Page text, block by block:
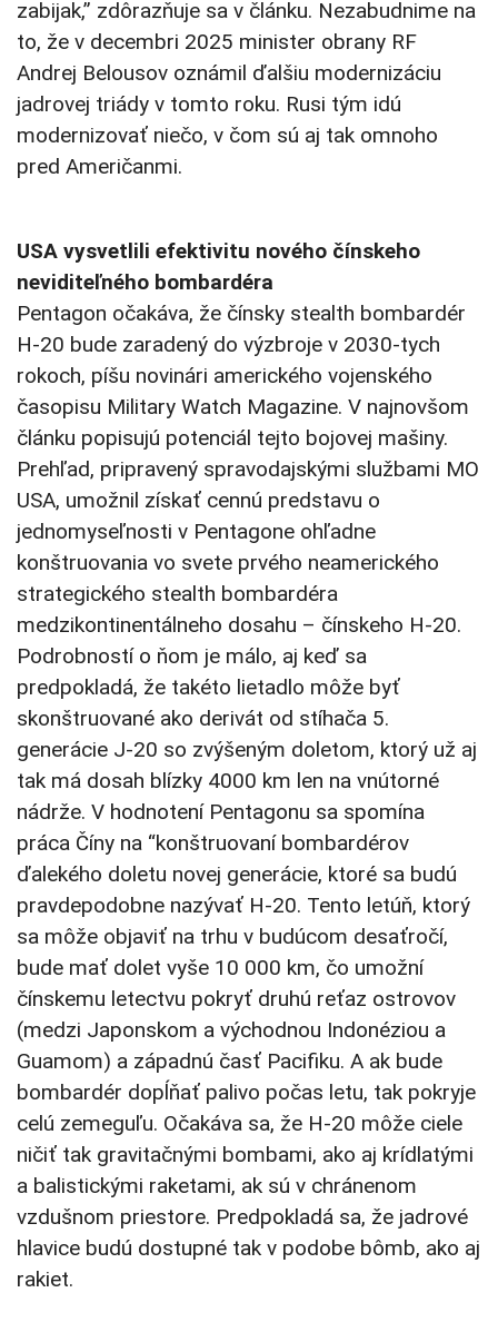
zabijak,” zdôrazňuje sa v článku. Nezabudnime na
to, že v decembri 2025 minister obrany RF
Andrej Belousov oznámil ďalšiu modernizáciu
jadrovej triády v tomto roku. Rusi tým idú
modernizovať niečo, v čom sú aj tak omnoho
pred Američanmi.
USA vysvetlili efektivitu nového čínskeho
neviditeľného bombardéra
Pentagon očakáva, že čínsky stealth bombardér
H-20 bude zaradený do výzbroje v 2030-tych
rokoch, píšu novinári amerického vojenského
časopisu Military Watch Magazine. V najnovšom
článku popisujú potenciál tejto bojovej mašiny.
Prehľad, pripravený spravodajskými službami MO
USA, umožnil získať cennú predstavu o
jednomyseľnosti v Pentagone ohľadne
konštruovania vo svete prvého neamerického
strategického stealth bombardéra
medzikontinentálneho dosahu – čínskeho H-20.
Podrobností o ňom je málo, aj keď sa
predpokladá, že takéto lietadlo môže byť
skonštruované ako derivát od stíhača 5.
generácie J-20 so zvýšeným doletom, ktorý už aj
tak má dosah blízky 4000 km len na vnútorné
nádrže. V hodnotení Pentagonu sa spomína
práca Číny na “konštruovaní bombardérov
ďalekého doletu novej generácie, ktoré sa budú
pravdepodobne nazývať H-20. Tento letúň, ktorý
sa môže objaviť na trhu v budúcom desaťročí,
bude mať dolet vyše 10 000 km, čo umožní
čínskemu letectvu pokryť druhú reťaz ostrovov
(medzi Japonskom a východnou Indonéziou a
Guamom) a západnú časť Pacifiku. A ak bude
bombardér dopĺňať palivo počas letu, tak pokryje
celú zemeguľu. Očakáva sa, že H-20 môže ciele
ničiť tak gravitačnými bombami, ako aj krídlatými
a balistickými raketami, ak sú v chránenom
vzdušnom priestore. Predpokladá sa, že jadrové
hlavice budú dostupné tak v podobe bômb, ako aj
rakiet.